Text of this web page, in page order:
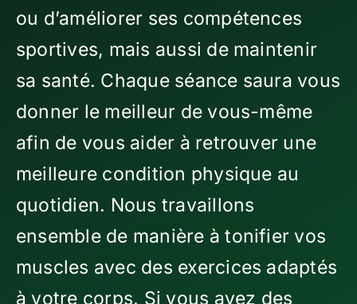
ou d’améliorer ses compétences
sportives, mais aussi de maintenir
sa santé. Chaque séance saura vous
donner le meilleur de vous-même
afin de vous aider à retrouver une
meilleure condition physique au
quotidien. Nous travaillons
ensemble de manière à tonifier vos
muscles avec des exercices adaptés
à votre corps. Si vous avez des